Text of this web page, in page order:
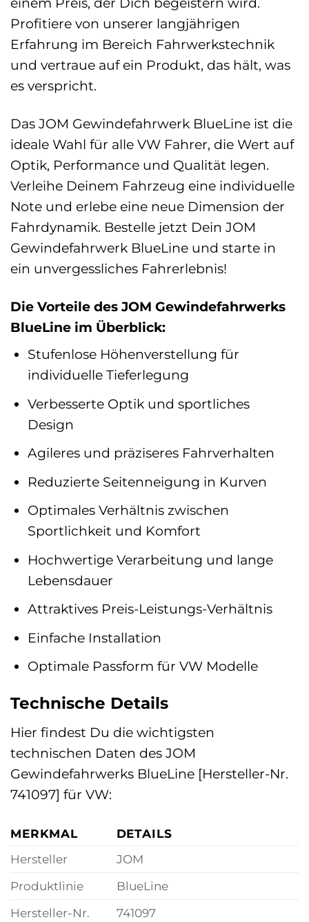
Profitiere von unserer langjährigen
Erfahrung im Bereich Fahrwerkstechnik
und vertraue auf ein Produkt, das hält, was
es verspricht.
Das JOM Gewindefahrwerk BlueLine ist die
ideale Wahl für alle VW Fahrer, die Wert auf
Optik, Performance und Qualität legen.
Verleihe Deinem Fahrzeug eine individuelle
Note und erlebe eine neue Dimension der
Fahrdynamik. Bestelle jetzt Dein JOM
Gewindefahrwerk BlueLine und starte in
ein unvergessliches Fahrerlebnis!
Die Vorteile des JOM Gewindefahrwerks
BlueLine im Überblick:
Stufenlose Höhenverstellung für
individuelle Tieferlegung
Verbesserte Optik und sportliches
Design
Agileres und präziseres Fahrverhalten
Reduzierte Seitenneigung in Kurven
Optimales Verhältnis zwischen
Sportlichkeit und Komfort
Hochwertige Verarbeitung und lange
Lebensdauer
Attraktives Preis-Leistungs-Verhältnis
Einfache Installation
Optimale Passform für VW Modelle
Technische Details
Hier findest Du die wichtigsten
technischen Daten des JOM
Gewindefahrwerks BlueLine [Hersteller-Nr.
741097] für VW:
MERKMAL
DETAILS
Hersteller
JOM
Produktlinie
BlueLine
Hersteller-Nr.
741097